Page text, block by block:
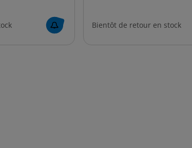
Bientôt de retour en stock